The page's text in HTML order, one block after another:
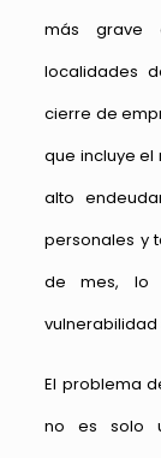
más grave
localidades
cierre de
que incluye
alto
personales y
de mes, lo
vulnerabilidad
El problema
no es solo